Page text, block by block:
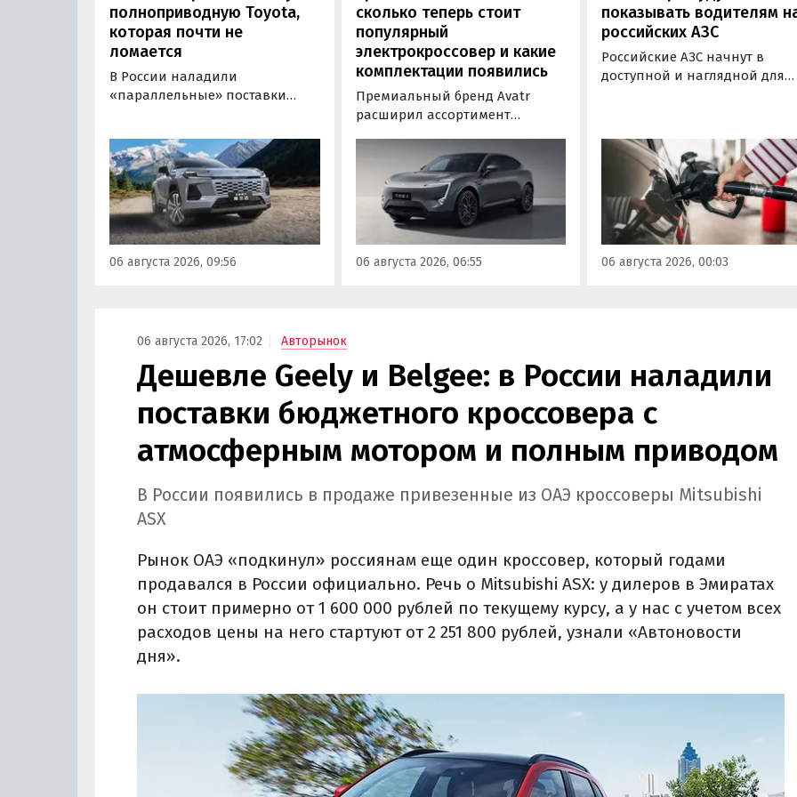
полноприводную Toyota,
которая почти не
ломается
В России наладили
«параллельные» поставки
копией RAV4 для китайского
рынка. Там он стоит минимум 2
000 000 рублей по текущему
курсу, а у нас с учетом всех
расходов цены на них стартуют
от 3 700 000 рублей, выяснили
«Автоновости дня».
06 августа 2026, 09:56
сколько теперь стоит
популярный
электрокроссовер и какие
комплектации появились
Премиальный бренд Avatr
расширил ассортимент
кроссовера Avatr 11 в России
версиями 2026 года. Вместе с
этим из его прайс-листа
исчезло единственное
заднеприводное исполнение,
а минимальная цена модели
выросла на 760 тыс. рублей,
06 августа 2026, 06:55
показывать водителям
российских АЗС
Российские АЗС начнут в
доступной и наглядной для
отпускаемого топлива. Это
позволит автовладельцам
осознанно выбрать топливо
определенного класса — от
«Евро-2» до «Евро-5»,
сообщили в Минэнерго РФ.
06 августа 2026, 00:03
06 августа 2026, 17:02 Авторынок
Дешевле Geely и Belgee: в России наладили
поставки бюджетного кроссовера с
атмосферным мотором и полным приводом
В России появились в продаже привезенные из ОАЭ кроссоверы Mitsubishi
ASX
Рынок ОАЭ «подкинул» россиянам еще один кроссовер, который годами
продавался в России официально. Речь о Mitsubishi ASX: у дилеров в Эмиратах
он стоит примерно от 1 600 000 рублей по текущему курсу, а у нас с учетом всех
расходов цены на него стартуют от 2 251 800 рублей, узнали «Автоновости
дня».